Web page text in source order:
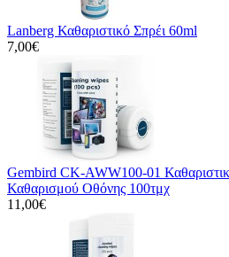
Lanberg Καθαριστικό Σπρέι 60ml
7,00€
Gembird CK-AWW100-01
Καθαρισμού Οθόνης 100τμχ
11,00€